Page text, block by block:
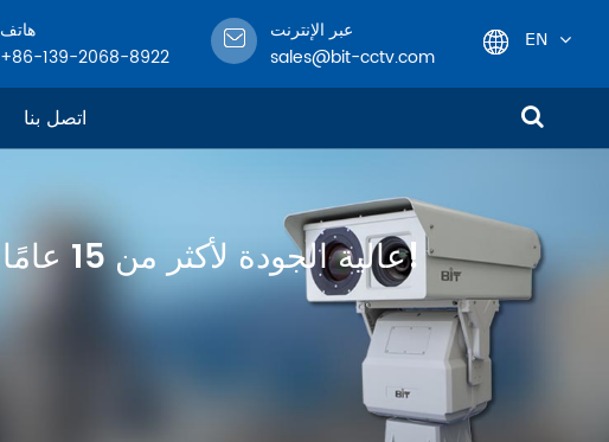
هاتف
+86-139-2068-8922
عبر الإنترنت
sales@bit-cctv.com
EN
한국어
français
Deutsch
Español
اتصل بنا
متخصص في تصميم وهندسة وتصنيع معدات مراقبة CCTV عالية الجودة لأكثر من 15 عامًا!